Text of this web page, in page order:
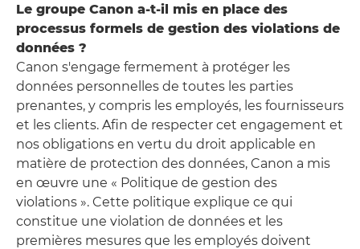
Le groupe Canon a-t-il mis en place des
processus formels de gestion des violations de
données ?
Canon s'engage fermement à protéger les
données personnelles de toutes les parties
prenantes, y compris les employés, les fournisseurs
et les clients. Afin de respecter cet engagement et
nos obligations en vertu du droit applicable en
matière de protection des données, Canon a mis
en œuvre une « Politique de gestion des
violations ». Cette politique explique ce qui
constitue une violation de données et les
premières mesures que les employés doivent